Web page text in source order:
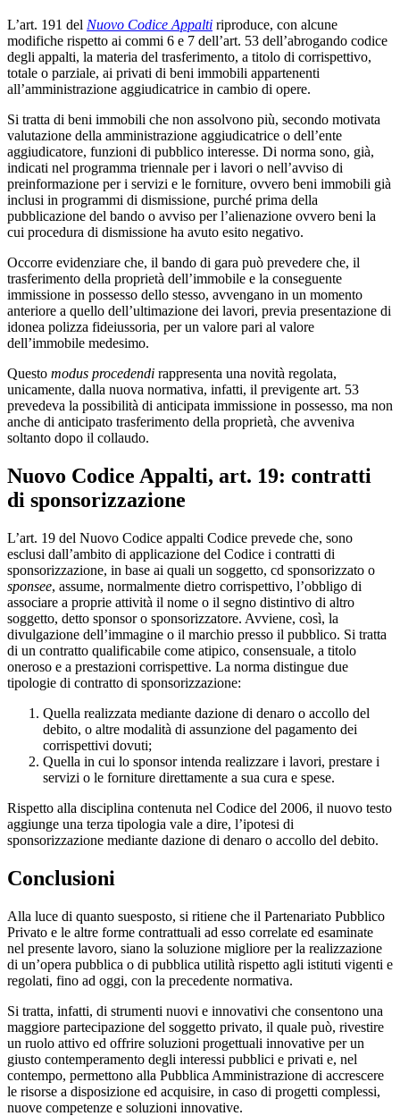
L’art. 191 del Nuovo Codice Appalti riproduce, con alcune
modifiche rispetto ai commi 6 e 7 dell’art. 53 dell’abrogando codice
degli appalti, la materia del trasferimento, a titolo di corrispettivo,
totale o parziale, ai privati di beni immobili appartenenti
all’amministrazione aggiudicatrice in cambio di opere.
Si tratta di beni immobili che non assolvono più, secondo motivata
valutazione della amministrazione aggiudicatrice o dell’ente
aggiudicatore, funzioni di pubblico interesse. Di norma sono, già,
indicati nel programma triennale per i lavori o nell’avviso di
preinformazione per i servizi e le forniture, ovvero beni immobili già
inclusi in programmi di dismissione, purché prima della
pubblicazione del bando o avviso per l’alienazione ovvero beni la
cui procedura di dismissione ha avuto esito negativo.
Occorre evidenziare che, il bando di gara può prevedere che, il
trasferimento della proprietà dell’immobile e la conseguente
immissione in possesso dello stesso, avvengano in un momento
anteriore a quello dell’ultimazione dei lavori, previa presentazione di
idonea polizza fideiussoria, per un valore pari al valore
dell’immobile medesimo.
Questo modus procedendi rappresenta una novità regolata,
unicamente, dalla nuova normativa, infatti, il previgente art. 53
prevedeva la possibilità di anticipata immissione in possesso, ma non
anche di anticipato trasferimento della proprietà, che avveniva
soltanto dopo il collaudo.
Nuovo Codice Appalti, art. 19: contratti
di sponsorizzazione
L’art. 19 del Nuovo Codice appalti Codice prevede che, sono
esclusi dall’ambito di applicazione del Codice i contratti di
sponsorizzazione, in base ai quali un soggetto, cd sponsorizzato o
sponsee, assume, normalmente dietro corrispettivo, l’obbligo di
associare a proprie attività il nome o il segno distintivo di altro
soggetto, detto sponsor o sponsorizzatore. Avviene, così, la
divulgazione dell’immagine o il marchio presso il pubblico. Si tratta
di un contratto qualificabile come atipico, consensuale, a titolo
oneroso e a prestazioni corrispettive. La norma distingue due
tipologie di contratto di sponsorizzazione:
Quella realizzata mediante dazione di denaro o accollo del
debito, o altre modalità di assunzione del pagamento dei
corrispettivi dovuti;
Quella in cui lo sponsor intenda realizzare i lavori, prestare i
servizi o le forniture direttamente a sua cura e spese.
Rispetto alla disciplina contenuta nel Codice del 2006, il nuovo testo
aggiunge una terza tipologia vale a dire, l’ipotesi di
sponsorizzazione mediante dazione di denaro o accollo del debito.
Conclusioni
Alla luce di quanto suesposto, si ritiene che il Partenariato Pubblico
Privato e le altre forme contrattuali ad esso correlate ed esaminate
nel presente lavoro, siano la soluzione migliore per la realizzazione
di un’opera pubblica o di pubblica utilità rispetto agli istituti vigenti e
regolati, fino ad oggi, con la precedente normativa.
Si tratta, infatti, di strumenti nuovi e innovativi che consentono una
maggiore partecipazione del soggetto privato, il quale può, rivestire
un ruolo attivo ed offrire soluzioni progettuali innovative per un
giusto contemperamento degli interessi pubblici e privati e, nel
contempo, permettono alla Pubblica Amministrazione di accrescere
le risorse a disposizione ed acquisire, in caso di progetti complessi,
nuove competenze e soluzioni innovative.